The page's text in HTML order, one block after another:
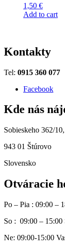
1,50 €
Add to cart
Kontakty
Tel: 0915 360 077
Facebook
Kde nás
Sobieskeho 362/10,
943 01 Štúrovo
Slovensko
Otváracie
Po – Pia : 09:00 –
So : 09:00 – 15:00
Ne: 09:00-15:00